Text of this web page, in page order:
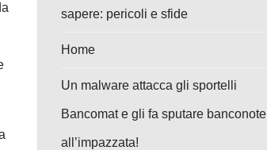
sapere: pericoli e sfide
Home
Un malware attacca gli sportelli
Bancomat e gli fa sputare banconote
all’impazzata!